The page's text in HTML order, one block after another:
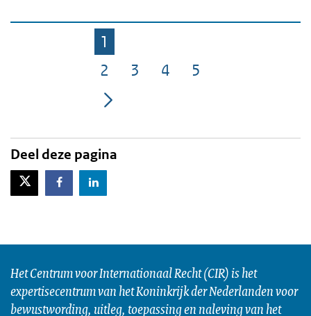
Pagina
1
Pagina
2 Pagina
3 Pagina
4 Pagina
5
Deel deze pagina
X-TwitterFacebookLinkedIn
Het Centrum voor Internationaal Recht (CIR) is het
expertisecentrum van het Koninkrijk der Nederlanden voor
bewustwording, uitleg, toepassing en naleving van het